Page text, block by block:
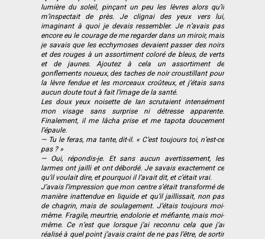
lumière du soleil, pinçant un peu les lèvres alors qu’il
m’inspectait de près. Je clignai des yeux vers lui,
imaginant à quoi je devais ressembler. Je n’avais pas
encore eu le courage de me regarder dans un miroir, mais
je savais que les ecchymoses devaient passer des noirs
et des rouges à un assortiment coloré de bleus, de verts
et de jaunes. Ajoutez à cela un assortiment de
gonflements noueux, des taches de noir croustillant pour
la lèvre fendue et les morceaux croûteux, et j’étais sans
aucun doute tout à fait l’image de la santé.
Les doux yeux noisette de Ian scrutaient intensément
mon visage sans surprise ni détresse apparente.
Finalement, il me lâcha prise et me tapota doucement
l’épaule.
— Tu le feras, ma tante, dit-il. « C’est toujours toi, n’est-ce
pas ? »
— Oui, répondis-je. Et sans aucun avertissement, les
larmes ont jailli et ont débordé. Je savais exactement ce
qu’il voulait dire, et pourquoi il l’avait dit, et c’était vrai.
J’avais l’impression que mon centre s’était transformé de
manière inattendue en liquide et qu’il jaillissait, non pas
de chagrin, mais de soulagement. J’étais toujours moi-
même. Fragile, meurtrie, endolorie et méfiante, mais moi-
même. Ce n’est que lorsque j’ai reconnu cela que j’ai
réalisé à quel point j’avais craint de ne pas l’être, de sortir